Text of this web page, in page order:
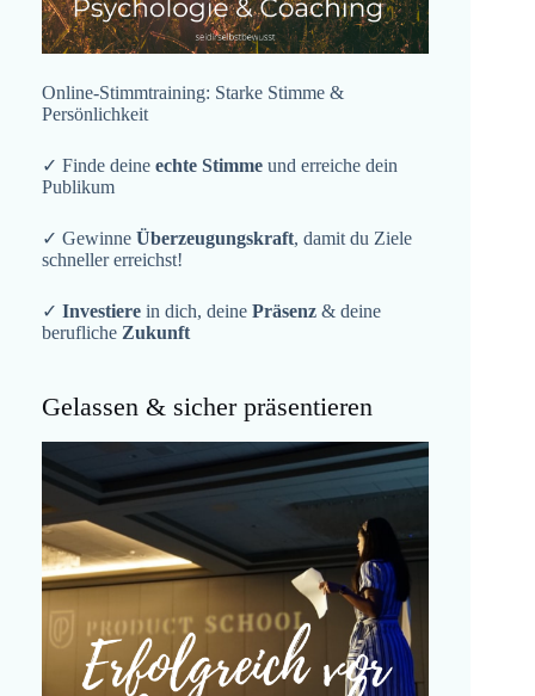
Online-Stimmtraining: Starke Stimme &
Persönlichkeit
✓ Finde deine echte Stimme und erreiche dein
Publikum
✓ Gewinne Überzeugungskraft, damit du Ziele
schneller erreichst!
✓ Investiere in dich, deine Präsenz & deine
berufliche Zukunft
Gelassen & sicher präsentieren